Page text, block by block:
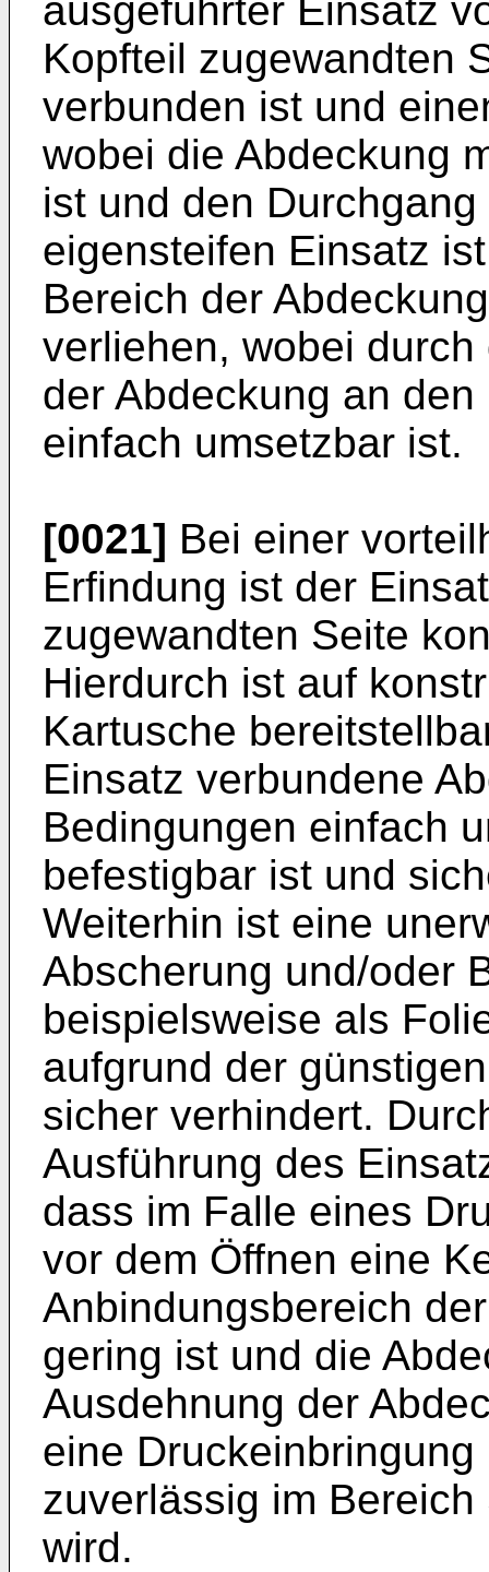
ausgeführter Einsatz
Kopfteil zugewandten
verbunden ist und
wobei die Abdeckung
ist und den
eigensteifen Einsatz
Bereich der
verliehen, wobei
der Abdeckung an
einfach umsetzbar ist.
[0021] Bei einer
Erfindung ist der
zugewandten Seite
Hierdurch ist auf
Kartusche
Einsatz verbundene
Bedingungen einfach
befestigbar ist und
Weiterhin ist eine
Abscherung und/oder
beispielsweise als
aufgrund der
sicher verhindert.
Ausführung des
dass im Falle eines
vor dem Öffnen eine
Anbindungsbereich
gering ist und die
Ausdehnung der
eine
zuverlässig im
wird.